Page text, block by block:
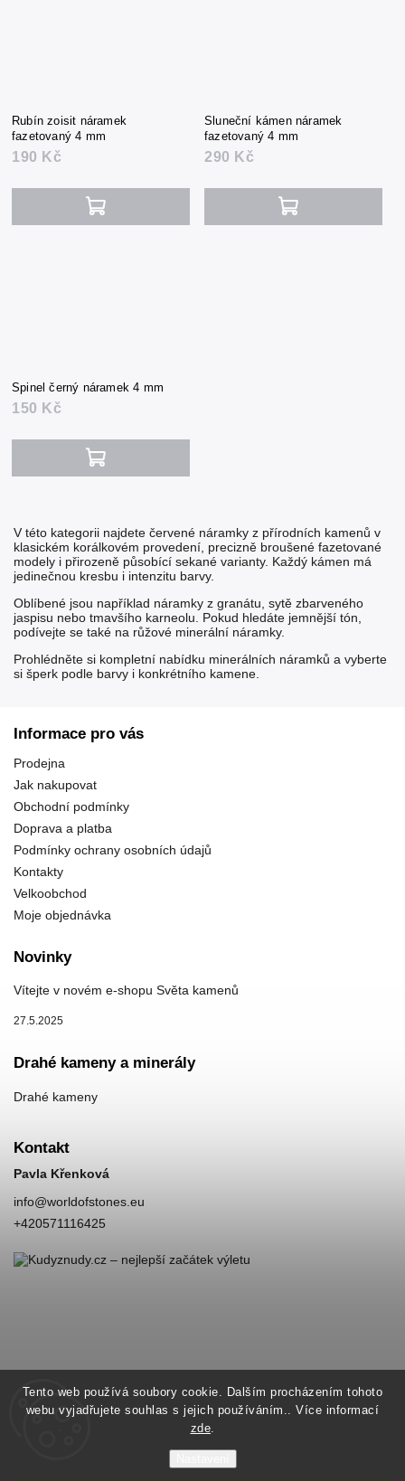
Tento web používá soubory cookie. Dalším procházením tohoto
webu vyjadřujete souhlas s jejich používáním.. Více informací
zde.
Rubín zoisit náramek
fazetovaný 4 mm
190 Kč
Sluneční kámen náramek
fazetovaný 4 mm
290 Kč
Spinel černý náramek 4 mm
150 Kč
V této kategorii najdete červené náramky z přírodních kamenů v
klasickém korálkovém provedení, precizně broušené fazetované
modely i přirozeně působící sekané varianty. Každý kámen má
jedinečnou kresbu i intenzitu barvy.
Oblíbené jsou například náramky z granátu , sytě zbarveného
jaspisu nebo tmavšího karneolu . Pokud hledáte jemnější tón,
podívejte se také na růžové minerální náramky.
Prohlédněte si kompletní nabídku minerálních náramků a vyberte
si šperk podle barvy i konkrétního kamene.
Informace pro vás
Prodejna
Jak nakupovat
Obchodní podmínky
Doprava a platba
Podmínky ochrany osobních údajů
Kontakty
Velkoobchod
Moje objednávka
Novinky
Vítejte v novém e-shopu Světa kamenů
27.5.2025
Drahé kameny a minerály
Drahé kameny
Kontakt
Pavla Křenková
info@worldofstones.eu
+420571116425